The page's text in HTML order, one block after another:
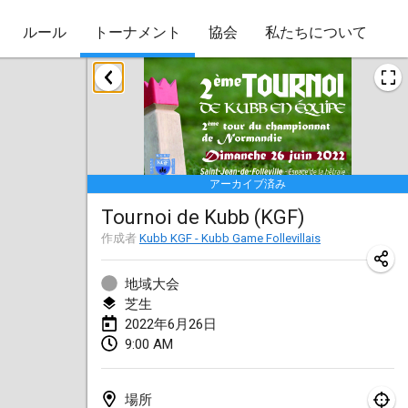
ルール トーナメント 協会 私たちについて
アーカイブ済み
Tournoi de Kubb (KGF)
作成者 Kubb KGF - Kubb Game Follevillais
地域大会
芝生
2022年6月26日
9:00 AM
場所
2022年1月
Skuffle for the Shovel
2022年1月14日|アメリカ合衆国
Cabin Fever Kubb Tournament
2022年1月27日|アメリカ合衆国
Lake Superior Ice Festival Kubb Tournament
2022年1月29日
2022年2月
Captain Ken’s Loppet Kubb Tournament
2022年2月5日